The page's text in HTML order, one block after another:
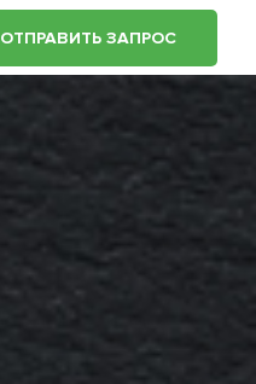
ОТПРАВИТЬ ЗАПРОС